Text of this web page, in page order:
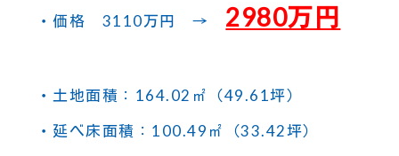
・価格 3110万円 → 2980万円
・土地面積：164.02㎡（49.61坪）
・延べ床面積：100.49㎡（33.42坪）